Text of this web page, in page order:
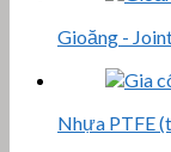
Gioăng -
Nhựa PTFE